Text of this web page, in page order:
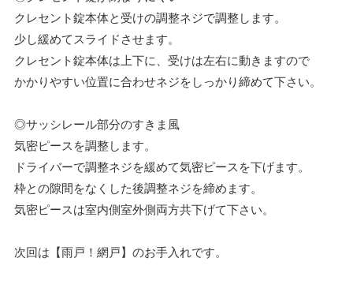
クレセント錠本体と受けの調整ネジで調整します。
少し緩めてスライドさせます。
クレセント錠本体は上下に、受けは左右に動きますので
かかりやすい位置に合わせネジをしっかり締めて下さい。
◎サッシレール部分のすきま風
気密ピースを調整します。
ドライバーで調整ネジを緩めて気密ピースを下げます。
枠との隙間をなくした後調整ネジを締めます。
気密ピースは室内側室外側両方共下げて下さい。
次回は【雨戸！網戸】のお手入れです。